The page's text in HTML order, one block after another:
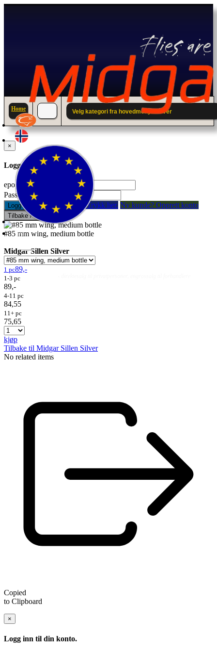
Fluer
Home Velg kategori fra hovedmenyen over
×
Logg inn til din konto.
epostadresse:
Passord:
Logg inn Glemt passord? Trykk her. Ny kunde? Opprett konto
Tilbake / Lukk
#85 mm wing, medium bottle
Midgar Sillen Silver
1 pc89,-
1-3 pc
89,-
4-11 pc
84,55
11+ pc
75,65
kjøp
Tilbake til Midgar Sillen Silver
No related items
Copied
to Clipboard
×
Logg inn til din konto.